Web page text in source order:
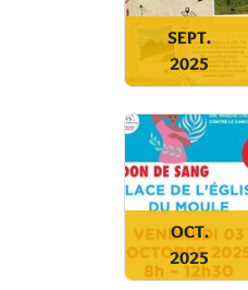
SEPT.
2025
OCT.
2025